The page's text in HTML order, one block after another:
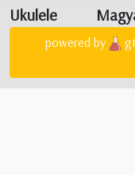
Ukulele
powered by